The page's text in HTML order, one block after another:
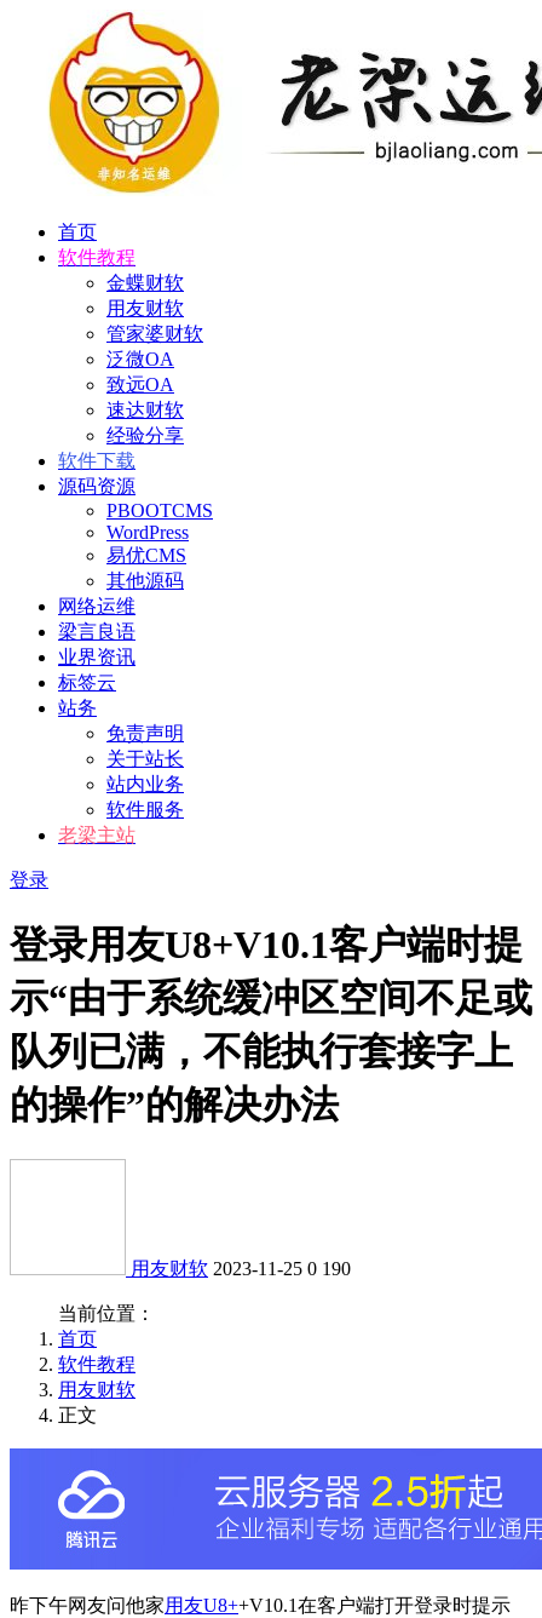
首页
软件教程
金蝶财软
用友财软
管家婆财软
泛微OA
致远OA
速达财软
经验分享
软件下载
源码资源
PBOOTCMS
WordPress
易优CMS
其他源码
网络运维
梁言良语
业界资讯
标签云
站务
免责声明
关于站长
站内业务
软件服务
老梁主站
登录
登录用友U8+V10.1客户端时提
示“由于系统缓冲区空间不足或
队列已满，不能执行套接字上
的操作”的解决办法
用友财软 2023-11-25 0 190
当前位置：
首页
软件教程
用友财软
正文
昨下午网友问他家用友U8++V10.1在客户端打开登录时提示